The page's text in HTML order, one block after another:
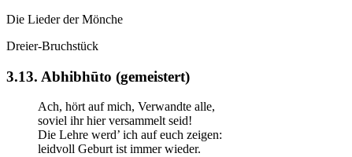
Die Lieder der Mönche
Dreier-Bruchstück
3.13. Abhibhūto (gemeistert)
Ach, hört auf mich, Verwandte alle,
soviel ihr hier versammelt seid!
Die Lehre werd’ ich auf euch zeigen:
leidvoll Geburt ist immer wieder.